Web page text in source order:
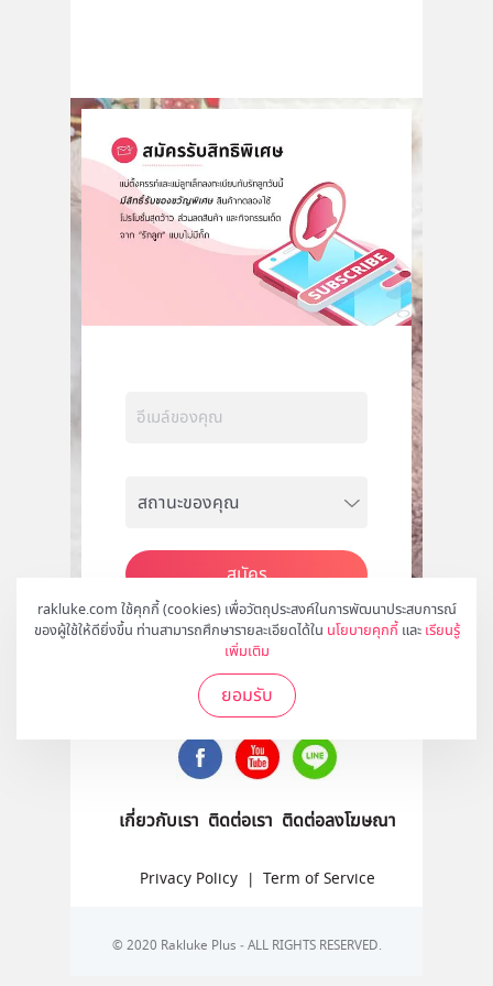
rakluke.com ใช้คุกกี้ (cookies) เพื่อวัตถุประสงค์ในการพัฒนาประสบการณ์
ของผู้ใช้ให้ดียิ่งขึ้น ท่านสามารถศึกษารายละเอียดได้ใน นโยบายคุกกี้ และ เรียนรู้
เพิ่มเติม
ยอมรับ
สมัคร
ติดตามเราได้ที่
เกี่ยวกับเรา ติดต่อเรา ติดต่อลงโฆษณา
Privacy Policy | Term of Service
© 2020 Rakluke Plus - ALL RIGHTS RESERVED.